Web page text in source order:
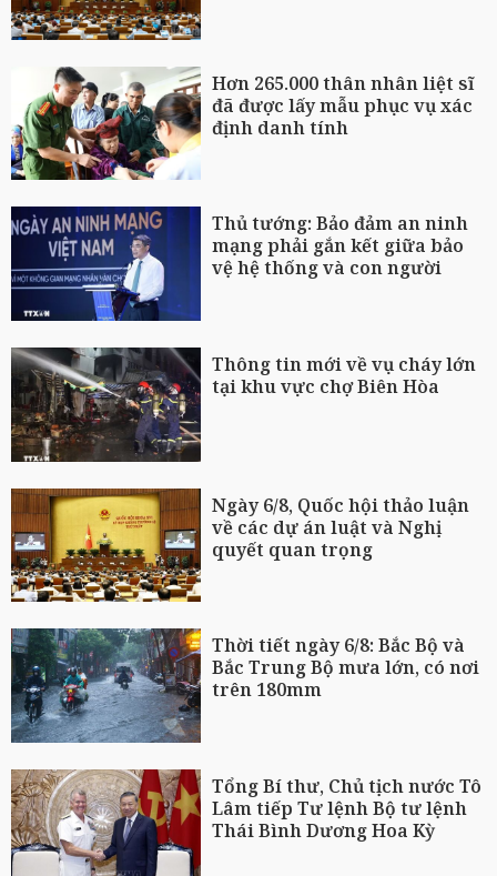
Hơn 265.000 thân nhân liệt sĩ
đã được lấy mẫu phục vụ xác
định danh tính
Thủ tướng: Bảo đảm an ninh
mạng phải gắn kết giữa bảo
vệ hệ thống và con người
Thông tin mới về vụ cháy lớn
tại khu vực chợ Biên Hòa
Ngày 6/8, Quốc hội thảo luận
về các dự án luật và Nghị
quyết quan trọng
Thời tiết ngày 6/8: Bắc Bộ và
Bắc Trung Bộ mưa lớn, có nơi
trên 180mm
Tổng Bí thư, Chủ tịch nước Tô
Lâm tiếp Tư lệnh Bộ tư lệnh
Thái Bình Dương Hoa Kỳ